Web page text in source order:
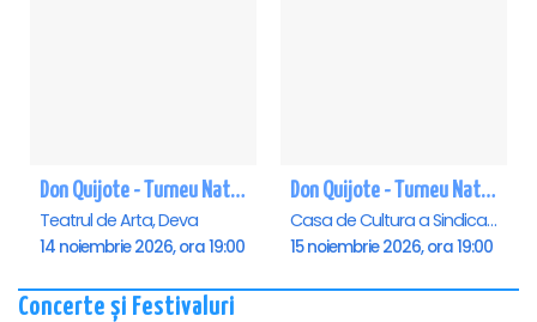
Don Quijote - Turneu National de balet - Deva
Teatrul de Arta, Deva
14 noiembrie 2026, ora 19:00
Don Quijote - Turneu National de balet - Oradea
Casa de Cultura a Sindicatelor , Oradea
15 noiembrie 2026, ora 19:00
Concerte și Festivaluri